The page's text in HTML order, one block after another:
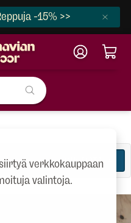
-15% >>
SUODATA
verkkokauppaan
valintoja.